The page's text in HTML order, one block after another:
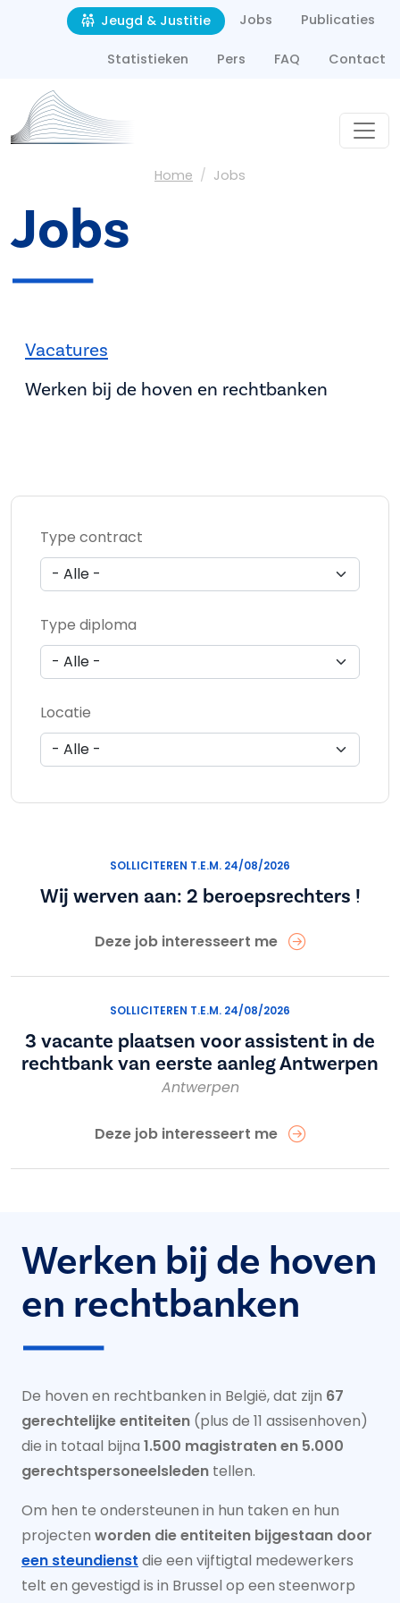
Overslaan en naar de inhoud gaan
Second navigation
Jeugd & Justitie Jobs Publicaties
Statistieken Pers FAQ Contact
Kruimelpad
Home Jobs
Jobs
Job menu
Vacatures
Werken bij de hoven en rechtbanken
Type contract
Type diploma
Locatie
SOLLICITEREN T.E.M. 24/08/2026
Wij werven aan: 2 beroepsrechters !
Deze job interesseert me
SOLLICITEREN T.E.M. 24/08/2026
3 vacante plaatsen voor assistent in de
rechtbank van eerste aanleg Antwerpen
Antwerpen
Deze job interesseert me
Werken bij de hoven
en rechtbanken
De hoven en rechtbanken in België, dat zijn 67
gerechtelijke entiteiten (plus de 11 assisenhoven)
die in totaal bijna 1.500 magistraten en 5.000
gerechtspersoneelsleden tellen.
Om hen te ondersteunen in hun taken en hun
projecten worden die entiteiten bijgestaan door
een steundienst die een vijftigtal medewerkers
telt en gevestigd is in Brussel op een steenworp